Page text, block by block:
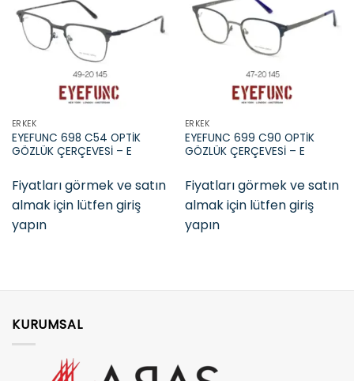
Add to
wishlist
ERKEK
EYEFUNC 698 C54 OPTİK
GÖZLÜK ÇERÇEVESİ – E
Fiyatları görmek ve satın
almak için lütfen giriş
yapın
Add to
ERKEK
EYEFUNC 699 C90 OPTİK
GÖZLÜK ÇERÇEVESİ – E
Fiyatları görmek ve satın
almak için lütfen giriş
yapın
KURUMSAL